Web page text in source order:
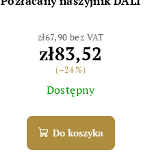
zł67,90 bez VAT
zł83,52
(–24 %)
Dostępny
Do koszyka